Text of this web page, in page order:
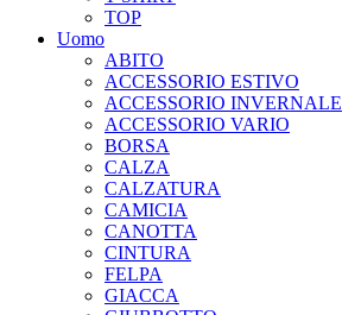
TOP
Uomo
ABITO
ACCESSORIO ESTIVO
ACCESSORIO INVERNALE
ACCESSORIO VARIO
BORSA
CALZA
CALZATURA
CAMICIA
CANOTTA
CINTURA
FELPA
GIACCA